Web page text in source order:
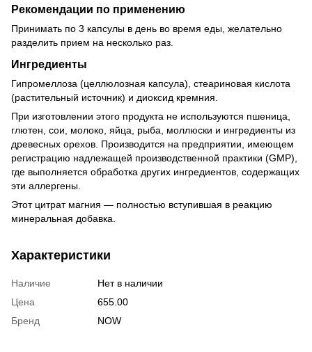
Рекомендации по применению
Принимать по 3 капсулы в день во время еды, желательно
разделить прием на несколько раз.
Ингредиенты
Гипромеллоза (целлюлозная капсула), стеариновая кислота
(растительный источник) и диоксид кремния.
При изготовлении этого продукта не используются пшеница,
глютен, сои, молоко, яйца, рыба, моллюски и ингредиенты из
древесных орехов. Производится на предприятии, имеющем
регистрацию надлежащей производственной практики (GMP),
где выполняется обработка других ингредиентов, содержащих
эти аллергены.
Этот цитрат магния — полностью вступившая в реакцию
минеральная добавка.
Характеристики
Наличие
Нет в наличии
Цена
655.00
Бренд
NOW